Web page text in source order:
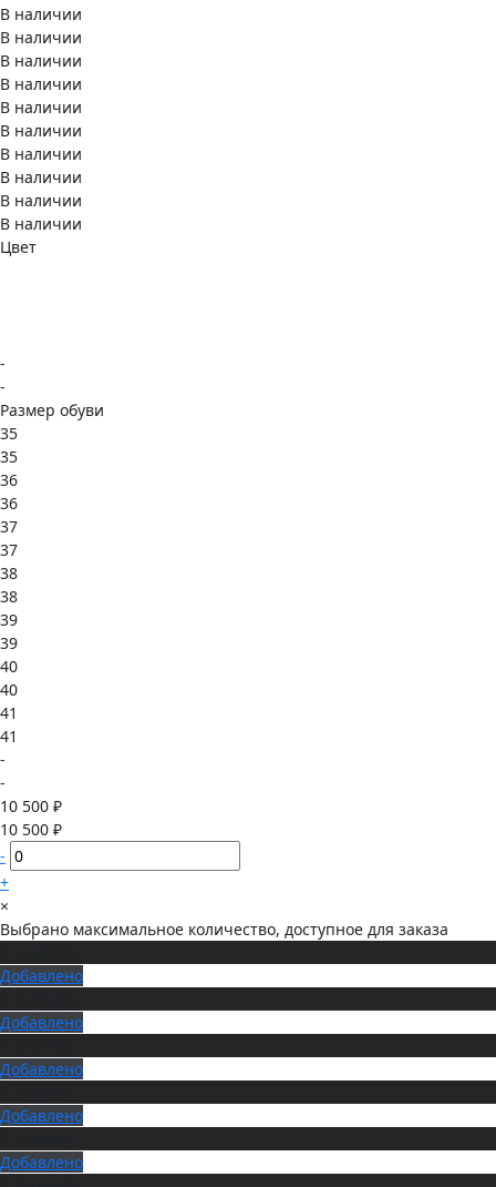
В наличии
В наличии
В наличии
В наличии
В наличии
В наличии
В наличии
В наличии
В наличии
В наличии
Цвет
-
-
Размер обуви
35
35
36
36
37
37
38
38
39
39
40
40
41
41
-
-
10 500 ₽
10 500 ₽
-
+
×
Выбрано максимальное количество, доступное для заказа
Добавлено
Добавлено
Добавлено
Добавлено
Добавлено